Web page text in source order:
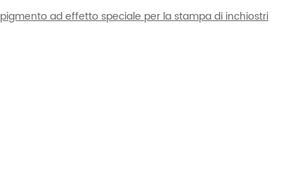
pigmento ad effetto speciale per la stampa di inchiostri